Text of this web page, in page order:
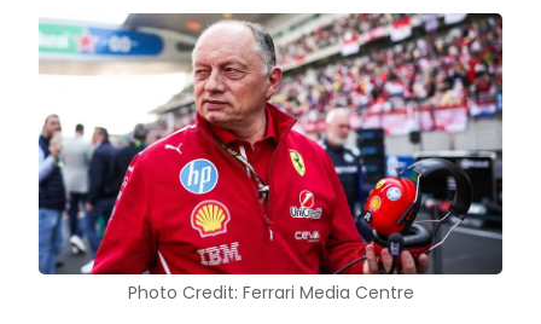
Photo Credit: Ferrari Media Centre